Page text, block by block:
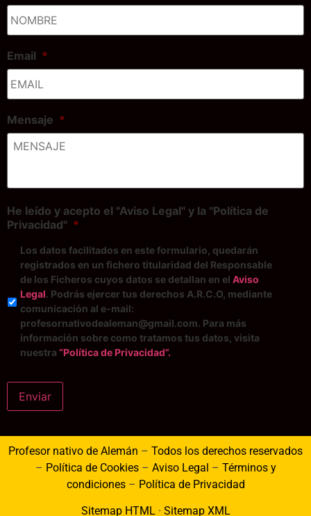
Email *
Mensaje *
He leído y acepto el "Aviso Legal" y la "Política de
Privacidad" *
Los datos facilitados en este formulario, quedarán
registrados en un fichero titularidad del Responsable
de los Ficheros cuyos datos se detallan en el Aviso
Legal. Podrás ejercer tus derechos A.R.C.O, mediante
comunicación al e-mail:
profesornativodealeman@gmail.com. Para más
información sobre como tratamos tus datos, visita
nuestra “Política de Privacidad”.
Enviar
Profesor nativo de Alemán – Todos los derechos reservados
– Política de Cookies– Aviso Legal – Términos y
condiciones– Política de Privacidad
Sitemap HTML· Sitemap XML